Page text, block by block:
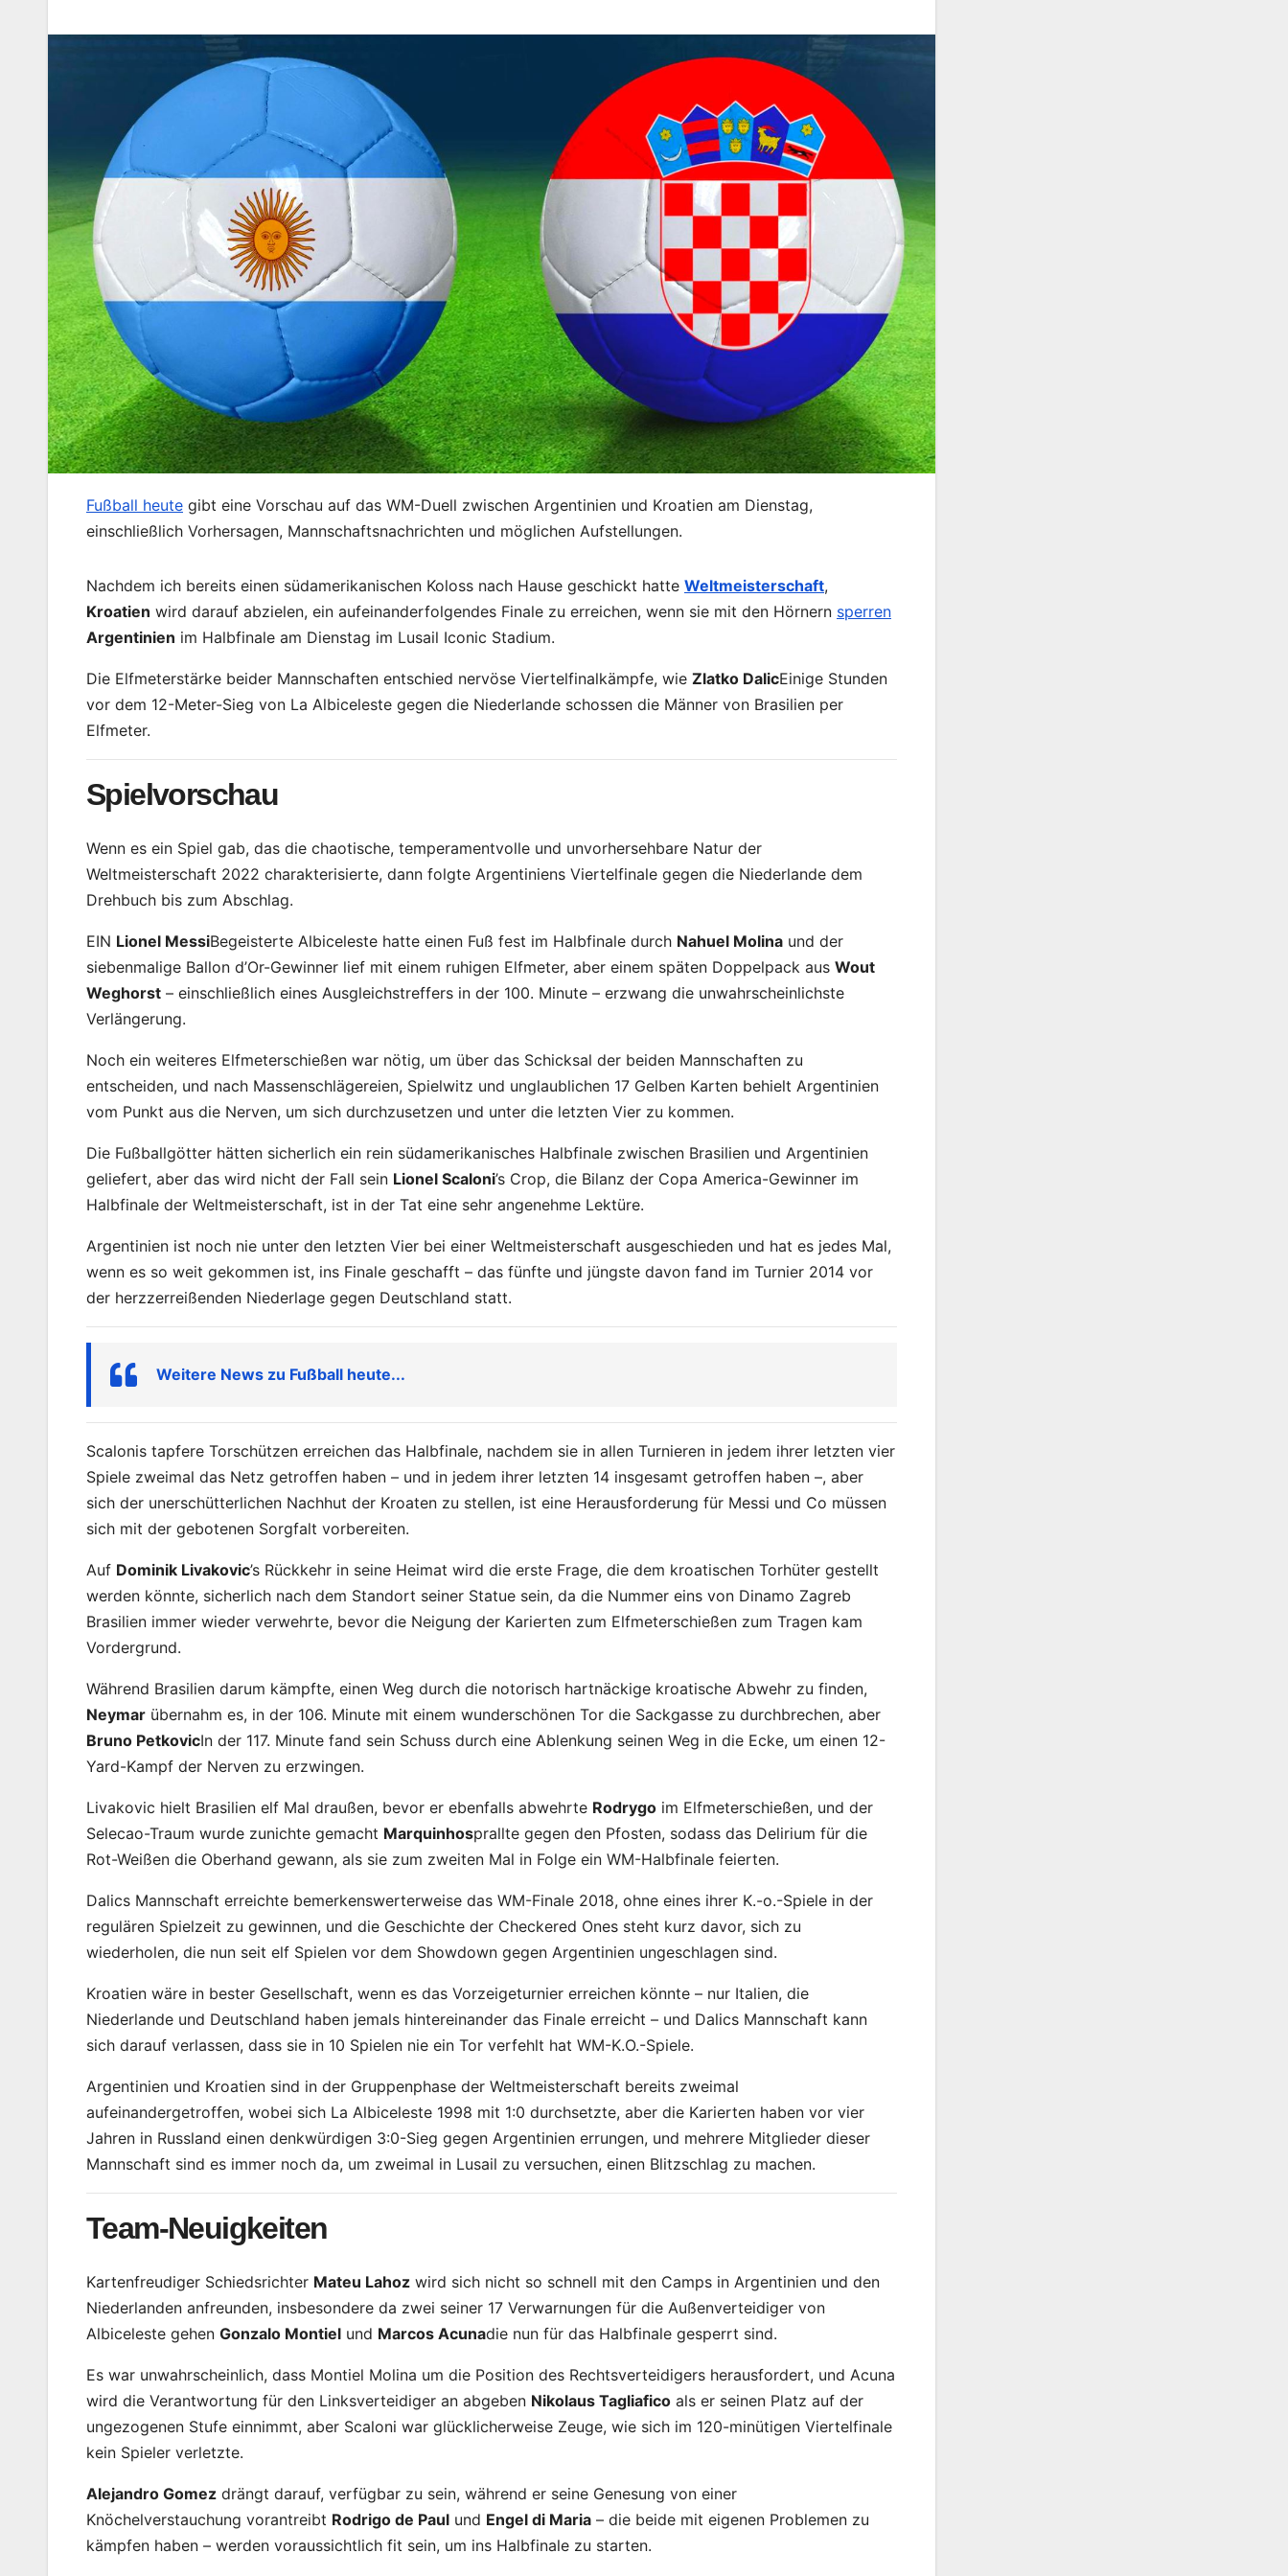
Fußball heute gibt eine Vorschau auf das WM-Duell zwischen Argentinien und Kroatien am Dienstag,
einschließlich Vorhersagen, Mannschaftsnachrichten und möglichen Aufstellungen.
Nachdem ich bereits einen südamerikanischen Koloss nach Hause geschickt hatte Weltmeisterschaft,
Kroatien wird darauf abzielen, ein aufeinanderfolgendes Finale zu erreichen, wenn sie mit den Hörnern sperren
Argentinien im Halbfinale am Dienstag im Lusail Iconic Stadium.
Die Elfmeterstärke beider Mannschaften entschied nervöse Viertelfinalkämpfe, wie Zlatko DalicEinige Stunden
vor dem 12-Meter-Sieg von La Albiceleste gegen die Niederlande schossen die Männer von Brasilien per
Elfmeter.
Spielvorschau
Wenn es ein Spiel gab, das die chaotische, temperamentvolle und unvorhersehbare Natur der
Weltmeisterschaft 2022 charakterisierte, dann folgte Argentiniens Viertelfinale gegen die Niederlande dem
Drehbuch bis zum Abschlag.
EIN Lionel MessiBegeisterte Albiceleste hatte einen Fuß fest im Halbfinale durch Nahuel Molina und der
siebenmalige Ballon d’Or-Gewinner lief mit einem ruhigen Elfmeter, aber einem späten Doppelpack aus Wout
Weghorst – einschließlich eines Ausgleichstreffers in der 100. Minute – erzwang die unwahrscheinlichste
Verlängerung.
Noch ein weiteres Elfmeterschießen war nötig, um über das Schicksal der beiden Mannschaften zu
entscheiden, und nach Massenschlägereien, Spielwitz und unglaublichen 17 Gelben Karten behielt Argentinien
vom Punkt aus die Nerven, um sich durchzusetzen und unter die letzten Vier zu kommen.
Die Fußballgötter hätten sicherlich ein rein südamerikanisches Halbfinale zwischen Brasilien und Argentinien
geliefert, aber das wird nicht der Fall sein Lionel Scaloni’s Crop, die Bilanz der Copa America-Gewinner im
Halbfinale der Weltmeisterschaft, ist in der Tat eine sehr angenehme Lektüre.
Argentinien ist noch nie unter den letzten Vier bei einer Weltmeisterschaft ausgeschieden und hat es jedes Mal,
wenn es so weit gekommen ist, ins Finale geschafft – das fünfte und jüngste davon fand im Turnier 2014 vor
der herzzerreißenden Niederlage gegen Deutschland statt.
Weitere News zu Fußball heute...
Scalonis tapfere Torschützen erreichen das Halbfinale, nachdem sie in allen Turnieren in jedem ihrer letzten vier
Spiele zweimal das Netz getroffen haben – und in jedem ihrer letzten 14 insgesamt getroffen haben –, aber
sich der unerschütterlichen Nachhut der Kroaten zu stellen, ist eine Herausforderung für Messi und Co müssen
sich mit der gebotenen Sorgfalt vorbereiten.
Auf Dominik Livakovic’s Rückkehr in seine Heimat wird die erste Frage, die dem kroatischen Torhüter gestellt
werden könnte, sicherlich nach dem Standort seiner Statue sein, da die Nummer eins von Dinamo Zagreb
Brasilien immer wieder verwehrte, bevor die Neigung der Karierten zum Elfmeterschießen zum Tragen kam
Vordergrund.
Während Brasilien darum kämpfte, einen Weg durch die notorisch hartnäckige kroatische Abwehr zu finden,
Neymar übernahm es, in der 106. Minute mit einem wunderschönen Tor die Sackgasse zu durchbrechen, aber
Bruno PetkovicIn der 117. Minute fand sein Schuss durch eine Ablenkung seinen Weg in die Ecke, um einen 12-
Yard-Kampf der Nerven zu erzwingen.
Livakovic hielt Brasilien elf Mal draußen, bevor er ebenfalls abwehrte Rodrygo im Elfmeterschießen, und der
Selecao-Traum wurde zunichte gemacht Marquinhosprallte gegen den Pfosten, sodass das Delirium für die
Rot-Weißen die Oberhand gewann, als sie zum zweiten Mal in Folge ein WM-Halbfinale feierten.
Dalics Mannschaft erreichte bemerkenswerterweise das WM-Finale 2018, ohne eines ihrer K.-o.-Spiele in der
regulären Spielzeit zu gewinnen, und die Geschichte der Checkered Ones steht kurz davor, sich zu
wiederholen, die nun seit elf Spielen vor dem Showdown gegen Argentinien ungeschlagen sind.
Kroatien wäre in bester Gesellschaft, wenn es das Vorzeigeturnier erreichen könnte – nur Italien, die
Niederlande und Deutschland haben jemals hintereinander das Finale erreicht – und Dalics Mannschaft kann
sich darauf verlassen, dass sie in 10 Spielen nie ein Tor verfehlt hat WM-K.O.-Spiele.
Argentinien und Kroatien sind in der Gruppenphase der Weltmeisterschaft bereits zweimal
aufeinandergetroffen, wobei sich La Albiceleste 1998 mit 1:0 durchsetzte, aber die Karierten haben vor vier
Jahren in Russland einen denkwürdigen 3:0-Sieg gegen Argentinien errungen, und mehrere Mitglieder dieser
Mannschaft sind es immer noch da, um zweimal in Lusail zu versuchen, einen Blitzschlag zu machen.
Team-Neuigkeiten
Kartenfreudiger Schiedsrichter Mateu Lahoz wird sich nicht so schnell mit den Camps in Argentinien und den
Niederlanden anfreunden, insbesondere da zwei seiner 17 Verwarnungen für die Außenverteidiger von
Albiceleste gehen Gonzalo Montiel und Marcos Acunadie nun für das Halbfinale gesperrt sind.
Es war unwahrscheinlich, dass Montiel Molina um die Position des Rechtsverteidigers herausfordert, und Acuna
wird die Verantwortung für den Linksverteidiger an abgeben Nikolaus Tagliafico als er seinen Platz auf der
ungezogenen Stufe einnimmt, aber Scaloni war glücklicherweise Zeuge, wie sich im 120-minütigen Viertelfinale
kein Spieler verletzte.
Alejandro Gomez drängt darauf, verfügbar zu sein, während er seine Genesung von einer
Knöchelverstauchung vorantreibt Rodrigo de Paul und Engel di Maria – die beide mit eigenen Problemen zu
kämpfen haben – werden voraussichtlich fit sein, um ins Halbfinale zu starten.